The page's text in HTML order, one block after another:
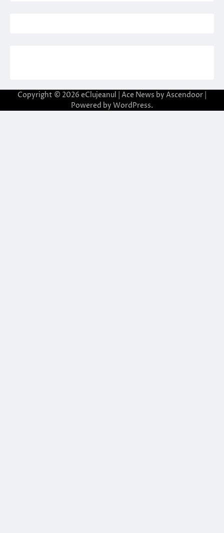
Copyright © 2026 eClujeanul | Ace News by Ascendoor
Powered by WordPress.